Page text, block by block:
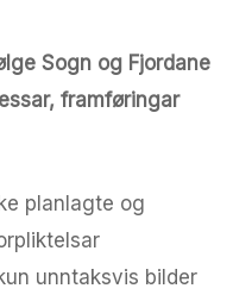
Sogn og Fjordane
framføringar
planlagte og
unntaksvis bilder